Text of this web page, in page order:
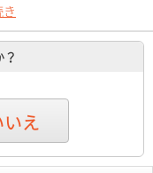
いえ